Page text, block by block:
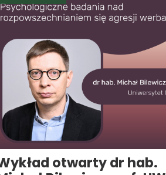
otwarty dr hab.